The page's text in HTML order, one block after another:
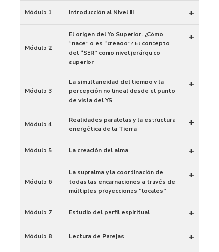
Módulo 1 Introducción al Nivel III +
Módulo 2
El origen del Yo Superior. ¿Cómo
“nace” o es “creado”? El concepto
del “SER” como nivel jerárquico
superior
+
Módulo 3
La simultaneidad del tiempo y la
percepción no lineal desde el punto
de vista del YS
+
Módulo 4
Realidades paralelas y la estructura
energética de la Tierra
+
Módulo 5 La creación del alma +
Módulo 6
La supralma y la coordinación de
todas las encarnaciones a través de
múltiples proyecciones “locales”
+
Módulo 7 Estudio del perfil espiritual +
Módulo 8 Lectura de Parejas +